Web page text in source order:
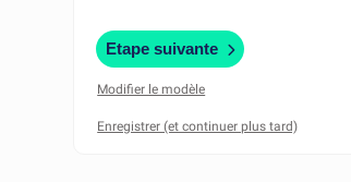
Etape suivante
Modifier le modèle